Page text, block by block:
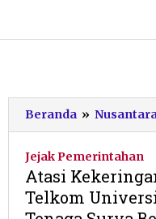
konten
Beranda »
Jejak Pemerintahan
Atasi
Telkom